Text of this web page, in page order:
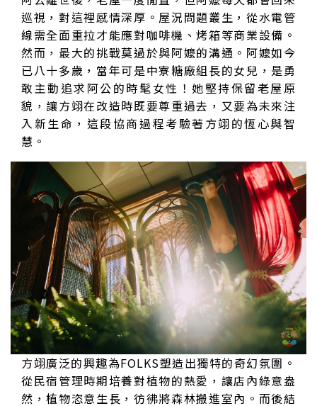
巡視，對這裡感情深厚。屋況問題叢生，從水電管
線需全面重拉才能應對咖啡機、烤箱等商業設備。
然而，最大的挑戰莫過於與阿嬤的溝通。阿嬤如今
已八十多歲，當年可是中寮糖廠組長的女兒，是勇
敢主動追求阿公的時髦女性！她堅持保留老屋原
貌，讓方翊在改造時既要尊重過去，又要為未來注
入新生命，這段協商過程考驗著方翊的恆心與智
慧。
方翊廣泛的興趣為FOLKS塑造出獨特的奇幻氛圍。
從民宿管理時期培養對植物的熱愛，讓店內綠意盎
然，植物恣意生長，彷彿將森林搬進室內。而後結